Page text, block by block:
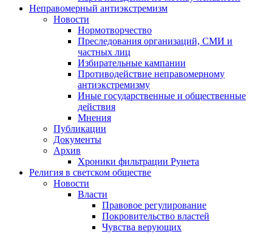
Неправомерный антиэкстремизм
Новости
Нормотворчество
Преследования организаций, СМИ и
частных лиц
Избирательные кампании
Противодействие неправомерному
антиэкстремизму
Иные государственные и общественные
действия
Мнения
Публикации
Документы
Архив
Хроники фильтрации Рунета
Религия в светском обществе
Новости
Власти
Правовое регулирование
Покровительство властей
Чувства верующих